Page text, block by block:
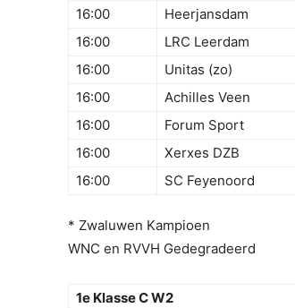
16:00
Heerjansdam
16:00
LRC Leerdam
16:00
Unitas (zo)
16:00
Achilles Veen
16:00
Forum Sport
16:00
Xerxes DZB
16:00
SC Feyenoord
* Zwaluwen Kampioen
WNC en RVVH Gedegradeerd
1e Klasse C W2